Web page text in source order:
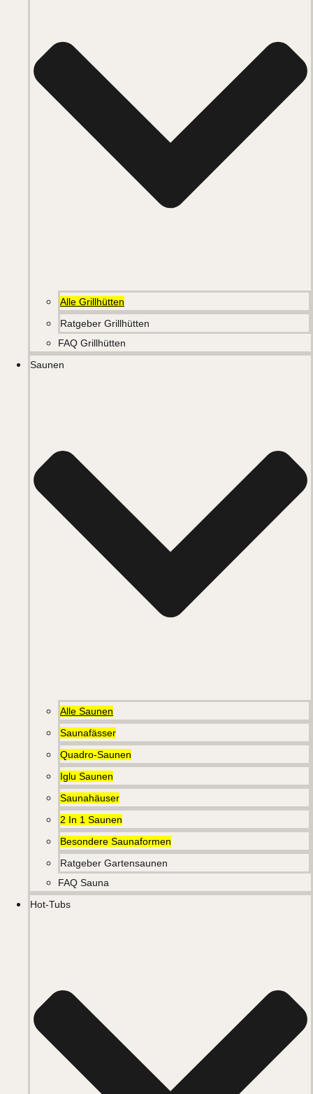
Alle Grillhütten
Ratgeber Grillhütten
FAQ Grillhütten
Saunen
Alle Saunen
Saunafässer
Quadro-Saunen
Iglu Saunen
Saunahäuser
2 In 1 Saunen
Besondere Saunaformen
Ratgeber Gartensaunen
FAQ Sauna
Hot-Tubs